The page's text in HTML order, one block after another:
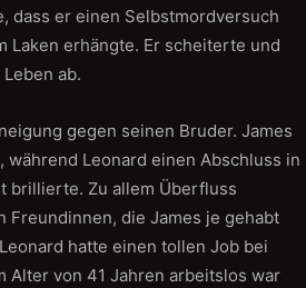
dass er einen Selbstmordversuch
Laken erhängte. Er scheiterte und
ab.
gegen seinen Bruder. James
Leonard einen Abschluss in
brillierte. Zu allem Überfluss
Freundinnen, die James je gehabt
hatte einen tollen Job bei
Alter von 41 Jahren arbeitslos war